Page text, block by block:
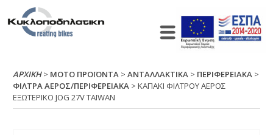
ΑΡΧΙΚΉ> ΜΟΤΟ ΠΡΟΪΟΝΤΑ >ΑΝΤΑΛΛΑΚΤΙΚΑ > ΠΕΡΙΦΕΡΕΙΑΚΑ >
ΦΙΛΤΡΑ ΑΕΡΟΣ/ΠΕΡΙΦΕΡΕΙΑΚΑ > ΚΑΠΑΚΙ ΦΙΛΤΡΟΥ ΑΕΡΟΣ
ΕΞΩΤΕΡΙΚΟ JΟG 27V ΤΑΙWΑΝ